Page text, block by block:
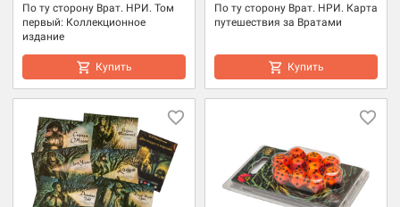
По ту сторону Врат. НРИ. Том
первый: Коллекционное
издание
Купить
По ту сторону Врат. НРИ. Карта
путешествия за Вратами
Купить